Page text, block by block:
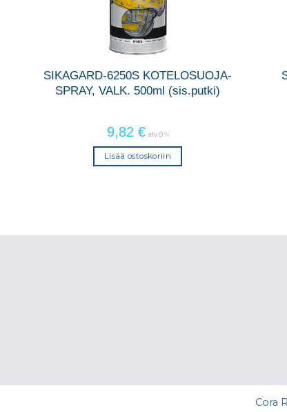
SIKAGARD-6250S KOTELOSUOJA-
SPRAY, VALK. 500ml (sis.putki)
9,82 € alv 0 %
Lisää ostoskoriin
Cora